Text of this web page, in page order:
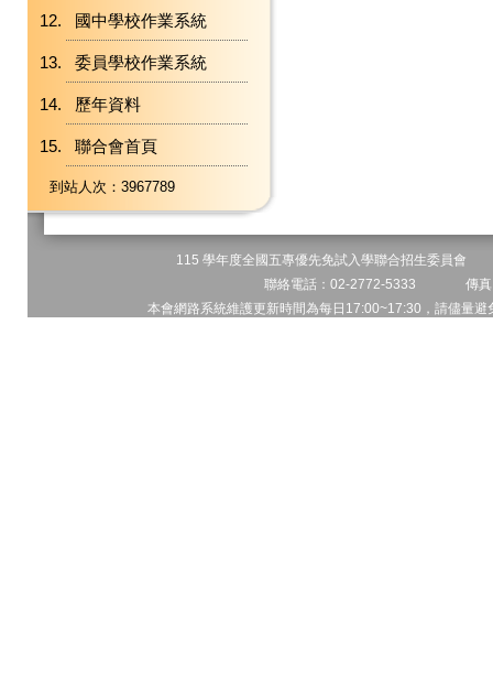
國中學校作業系統
委員學校作業系統
歷年資料
聯合會首頁
到站人次：3967789
115 學年度全國五專優先免試入學聯合招生委員會
聯絡電話：02-2772-5333 傳
本會網路系統維護更新時間為每日17:00~17:30，請儘量